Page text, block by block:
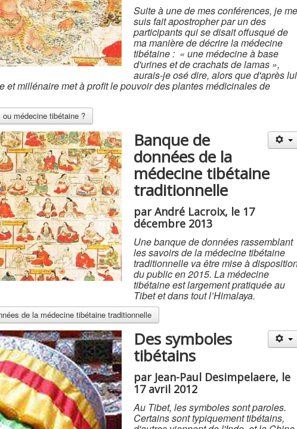
Suite à une de mes conférences, je me
suis fait apostropher par un des
participants qui se disait offusqué de
ma manière de décrire la médecine
tibétaine : « une médecine à base
d'urines et de crachats de lamas »,
aurais-je osé dire, alors que d'après
et millénaire met à profit le pouvoir des plantes médicinales de
médecine tibétaine ?
Banque de
données de la
médecine tibétaine
traditionnelle
par André Lacroix, le 17
décembre 2013
Une banque de données rassemblant
les savoirs de la médecine tibétaine
traditionnelle va être mise à
du public en 2015. La médecine
tibétaine est largement pratiquée au
Tibet et dans tout l’Himalaya.
de la médecine tibétaine traditionnelle
Des symboles
tibétains
par Jean-Paul Desimpelaere, le
17 avril 2012
Au Tibet, les symboles sont paroles.
Certains sont typiquement tibétains,